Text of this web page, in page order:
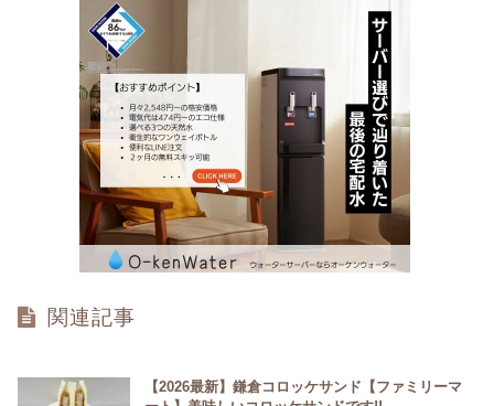
関連記事
【2026最新】鎌倉コロッケサンド【ファミリーマ